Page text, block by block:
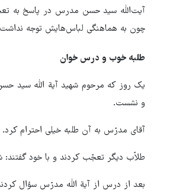
آیت‌الله سید حسن مدرس در پاسخ به
چون به هماهنگی لباس‌هایش توجه
طلبه خوب و درس خوان
یک روز که مرحوم شهید آیة اللّه سید
و نشست.
آقای مدرّس به آن طلبه خیلی احترام کرد.
طلاّب دیگر تعجّب کردند و با خود گفتند:
بعد از درس از آیة اللّه مدرّس سؤال